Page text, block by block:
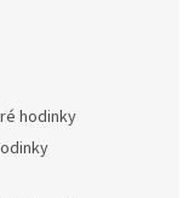
hodinky